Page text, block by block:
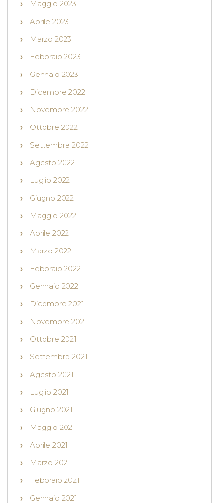
Maggio 2023
Aprile 2023
Marzo 2023
Febbraio 2023
Gennaio 2023
Dicembre 2022
Novembre 2022
Ottobre 2022
Settembre 2022
Agosto 2022
Luglio 2022
Giugno 2022
Maggio 2022
Aprile 2022
Marzo 2022
Febbraio 2022
Gennaio 2022
Dicembre 2021
Novembre 2021
Ottobre 2021
Settembre 2021
Agosto 2021
Luglio 2021
Giugno 2021
Maggio 2021
Aprile 2021
Marzo 2021
Febbraio 2021
Gennaio 2021